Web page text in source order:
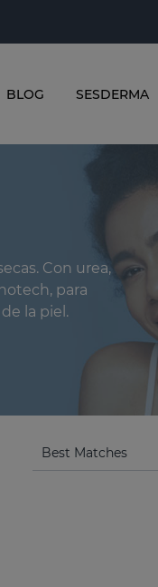
BLOG SESDERMA
Con urea,
para
la piel.